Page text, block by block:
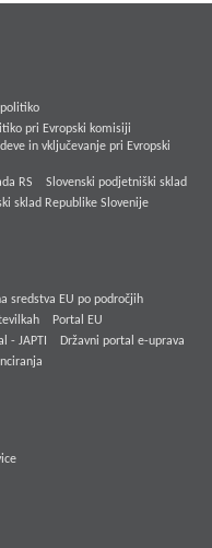
politiko
pri Evropski komisiji
in vključevanje pri Evropski
RS
Slovenski podjetniški sklad
sklad Republike Slovenije
sredstva EU po področjih
Portal EU
- JAPTI
Državni portal e-uprava